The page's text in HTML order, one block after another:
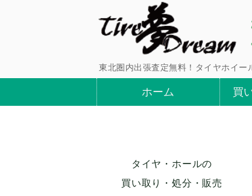
東北圏内出張査定無料！タイヤホイ
ホーム 買
タイヤ・ホールの
買い取り・処分・販売